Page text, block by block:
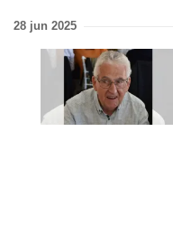
28 jun 2025